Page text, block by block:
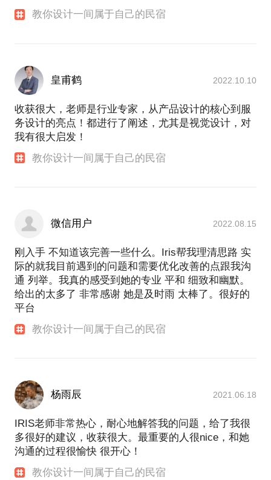
摆渡时光：ENJOY：
https://mp.weixin.qq.com/s/UIC6wg8XMF_kc5l4Vi13eQ
借宿：
https://mp.weixin.qq.com/s/
好好住：搜索用户 “Iris-长亭短亭民宿”
教你设计一间属于自己的民宿
皇甫鹤 2022.10.10
收获很大，老师是行业专家，从产品设计的核心到服
务设计的亮点！都进行了阐述，尤其是视觉设计，对
我有很大启发！
教你设计一间属于自己的民宿
微信用户 2022.08.15
刚入手 不知道该完善一些什么。Iris帮我理清思路 实
际的就我目前遇到的问题和需要优化改善的点跟我沟
通 列举。我真的感受到她的专业 平和 细致和幽默。
给出的太多了 非常感谢 她是及时雨 太棒了。很好的
平台
教你设计一间属于自己的民宿
杨雨辰 2021.06.18
IRIS老师非常热心，耐心地解答我的问题，给了我很
多很好的建议，收获很大。最重要的人很nice，和她
沟通的过程很愉快 很开心！
教你设计一间属于自己的民宿